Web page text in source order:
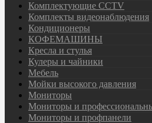
Комплектующие CCTV
Комплекты видеонаблюдения
Кондиционеры
КОФЕМАШИНЫ
Кресла и стулья
Кулеры и чайники
Мебель
Мойки высокого давления
Мониторы
Мониторы и
Мониторы и профпанели